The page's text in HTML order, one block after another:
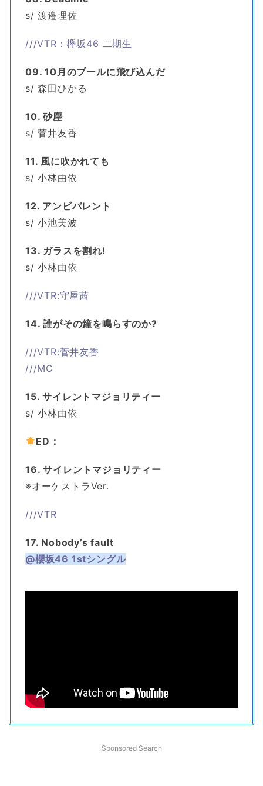
s/ 渡邉理佐
///VTR：欅坂46 二期生
09. 10月のプールに飛び込んだ
s/ 森田ひかる
10. 砂塵
s/ 菅井友香
11. 風に吹かれても
s/ 小林由依
12. アンビバレント
s/ 小池美波
13. ガラスを割れ!
s/ 小林由依
///VTR:守屋茜
14. 誰がその鐘を鳴らすのか?
///VTR:菅井友香
///MC
15. サイレントマジョリティー
s/ 小林由依
ED：
16. サイレントマジョリティー
※オーケストラVer.
///VTR
17. Nobody’s fault
@櫻坂46 1stシングル
Sponsored Search